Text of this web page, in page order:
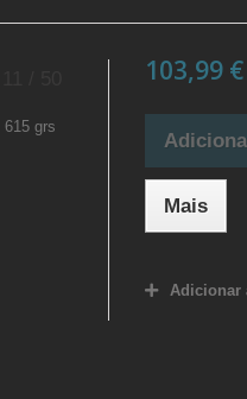
grs
103,99 €
Mais
Adicionar